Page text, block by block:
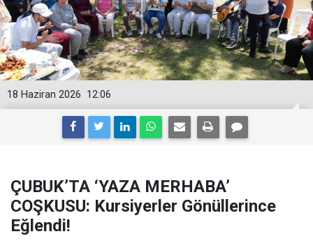
12:06
18 Haziran 2026
ÇUBUK’TA ‘YAZA MERHABA’
COŞKUSU: Kursiyerler Gönüllerince
Eğlendi!